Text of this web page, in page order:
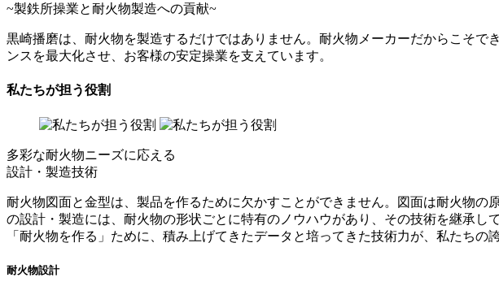
~製鉄所操業と耐火物製造への貢献~
黒崎播磨は、耐火物を製造するだけではありません。耐火物メーカーだからこそ
ンスを最大化させ、お客様の安定操業を支えています。
私たちが担う役割
多彩な耐火物ニーズに応える
設計・製造技術
耐火物図面と金型は、製品を作るために欠かすことができません。図面は耐火物
の設計・製造には、耐火物の形状ごとに特有のノウハウがあり、その技術を継承し
「耐火物を作る」ために、積み上げてきたデータと培ってきた技術力が、私たちの
耐火物設計